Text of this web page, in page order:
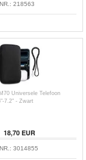
218563
Universele Telefoon
7.2" - Zwart
18,70EUR
3014855